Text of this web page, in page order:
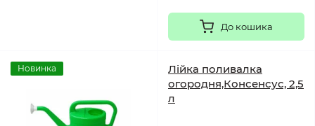
До кошика
Новинка
Лійка поливалка
огородня,Консенсус, 2,5
л